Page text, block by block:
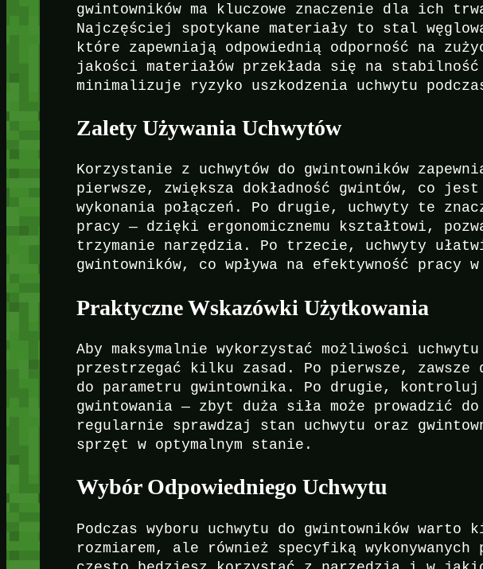
gwintowników ma kluczowe znaczenie dla ich
Najczęściej spotykane materiały to stal
które zapewniają odpowiednią odporność na
jakości materiałów przekłada się na
minimalizuje ryzyko uszkodzenia uchwytu
Zalety Używania Uchwytów
Korzystanie z uchwytów do gwintowników
pierwsze, zwiększa dokładność gwintów, co
wykonania połączeń. Po drugie, uchwyty te
pracy — dzięki ergonomicznemu kształtowi,
trzymanie narzędzia. Po trzecie, uchwyty
gwintowników, co wpływa na efektywność pracy
Praktyczne Wskazówki Użytkowania
Aby maksymalnie wykorzystać możliwości
przestrzegać kilku zasad. Po pierwsze, zawsze
do parametru gwintownika. Po drugie, kontroluj
gwintowania — zbyt duża siła może prowadzić
regularnie sprawdzaj stan uchwytu oraz
sprzęt w optymalnym stanie.
Wybór Odpowiedniego Uchwytu
Podczas wyboru uchwytu do gwintowników
rozmiarem, ale również specyfiką